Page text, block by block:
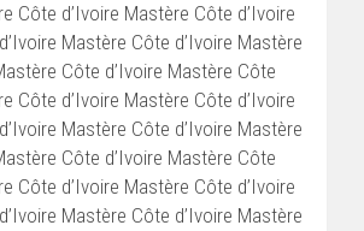
Côte d’Ivoire Mastère Côte d’Ivoire
Mastère Côte d’Ivoire Mastère
Côte d’Ivoire Mastère Côte
Côte d’Ivoire Mastère Côte d’Ivoire
Mastère Côte d’Ivoire Mastère
Côte d’Ivoire Mastère Côte
Côte d’Ivoire Mastère Côte d’Ivoire
Mastère Côte d’Ivoire Mastère